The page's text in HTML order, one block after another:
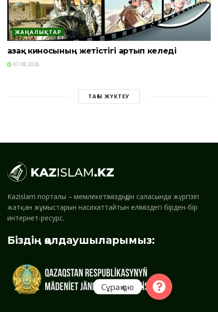
ЖАҢАЛЫҚТАР
Қазақ киносының жетістігі артып келеді
07.08.2026
ТАҒЫ ЖҮКТЕУ
Kazislam порталы – мемлекетіміздің дін саласында жүргізіп
жатқан жұмыстарын насихаттайтын еліміздегі бірден-бір
интернет-ресурс.
Біздің қолдаушыларымыз:
Сұрақ қою